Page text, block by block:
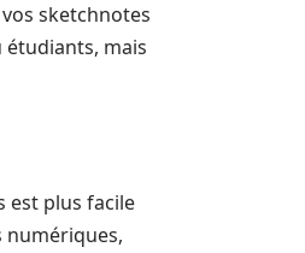
sketchnotes
étudiants, mais
est plus facile
numériques,